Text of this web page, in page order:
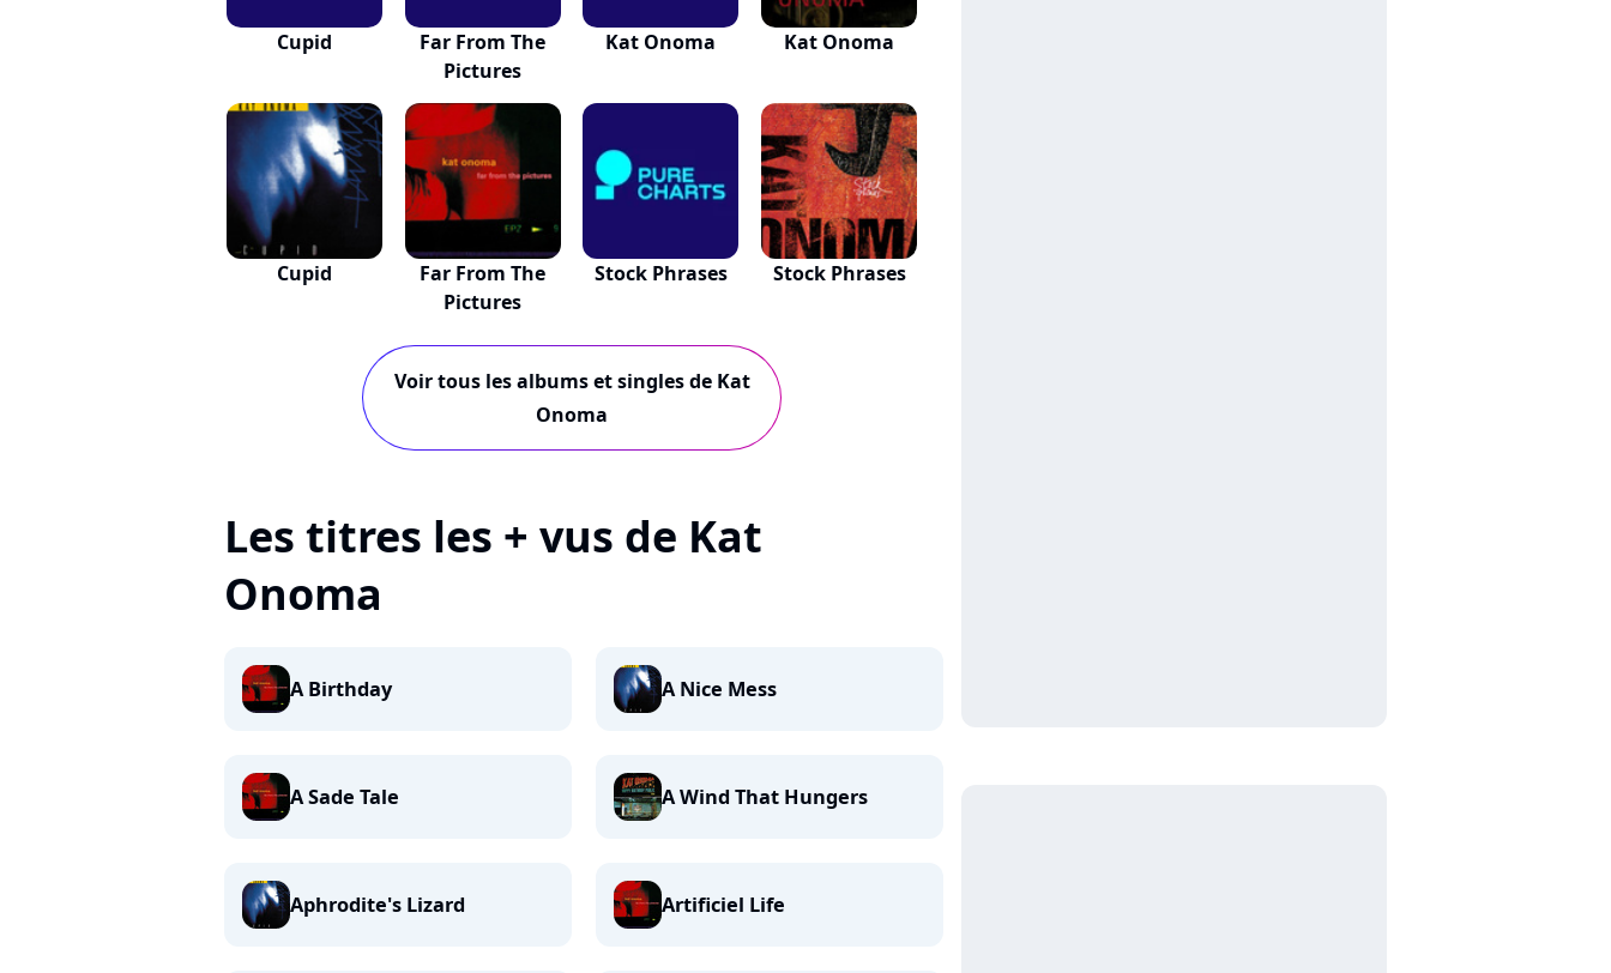
Cupid
Far From The
Pictures
Kat Onoma Kat Onoma
Cupid
Far From The
Pictures
Stock Phrases Stock Phrases
Voir tous les albums et singles de Kat
Onoma
Les titres les + vus de Kat
Onoma
A Birthday A Nice Mess
A Sade Tale A Wind That Hungers
Aphrodite's Lizard Artificiel Life